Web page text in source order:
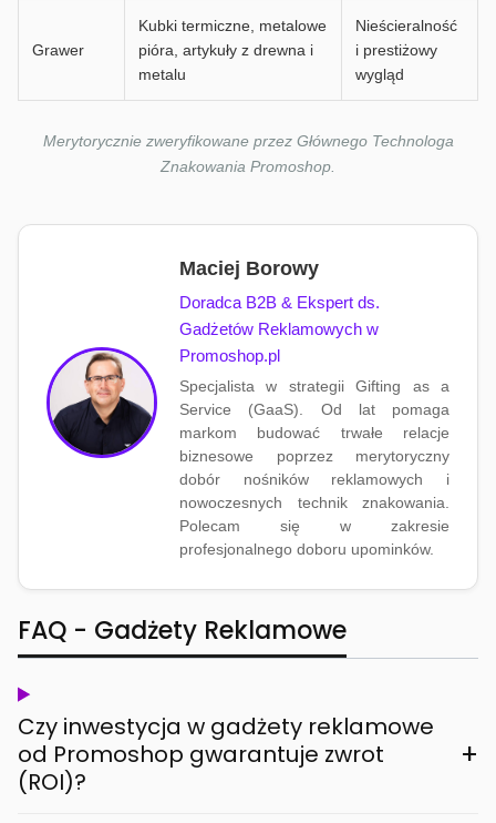
Grawer
Kubki termiczne, metalowe
pióra, artykuły z drewna i
metalu
Nieścieralność
i prestiżowy
wygląd
Merytorycznie zweryfikowane przez Głównego Technologa
Znakowania Promoshop.
Maciej Borowy
Doradca B2B & Ekspert ds.
Gadżetów Reklamowych w
Promoshop.pl
Specjalista w strategii Gifting as a
Service (GaaS). Od lat pomaga
markom budować trwałe relacje
biznesowe poprzez merytoryczny
dobór nośników reklamowych i
nowoczesnych technik znakowania.
Polecam się w zakresie
profesjonalnego doboru upominków.
FAQ - Gadżety Reklamowe
Czy inwestycja w gadżety reklamowe
od Promoshop gwarantuje zwrot
(ROI)?
+